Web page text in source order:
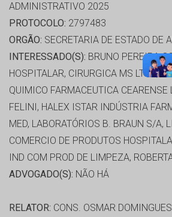
ADMINISTRATIVO 2025
PROTOCOLO: 2797483
ORGÃO: SECRETARIA DE ESTADO DE
INTERESSADO(S): BRUNO PEREIRA
HOSPITALAR, CIRURGICA MS LTDA,
QUIMICO FARMACEUTICA CEARENSE
FELINI, HALEX ISTAR INDÚSTRIA
MED, LABORATÓRIOS B. BRAUN S/A,
COMERCIO DE PRODUTOS
IND COM PROD DE LIMPEZA,
ADVOGADO(S): NÃO HÁ
RELATOR: CONS. OSMAR